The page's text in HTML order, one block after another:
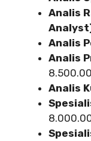
Analis
Analis
Analis
Analis